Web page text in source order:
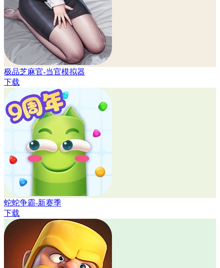
极品芝麻官-当官模拟器
下载
蛇蛇争霸-新赛季
下载